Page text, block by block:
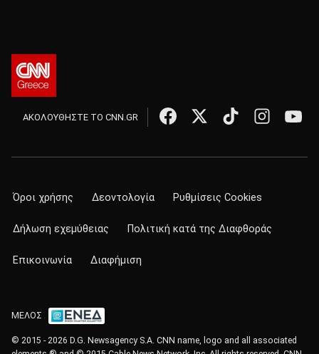
ΑΚΟΛΟΥΘΗΣΤΕ ΤΟ CNN.GR
Όροι χρήσης Δεοντολογία Ρυθμίσεις Cookies
Δήλωση εχεμύθειας Πολιτική κατά της Διαφθοράς
Επικοινωνία Διαφήμιση
ΜΕΛΟΣ
© 2015 - 2026 D.G. Newsagency S.A. CNN name, logo and all associated